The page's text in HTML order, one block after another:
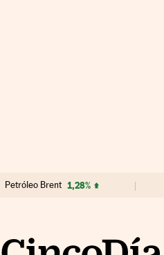
Petróleo Brent 1,28%